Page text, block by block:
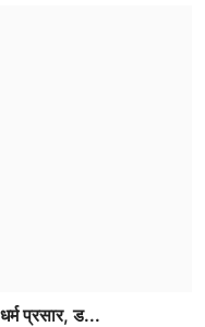
प्रसार, ड...